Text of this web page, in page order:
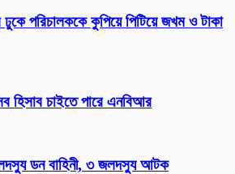
ঢুকে পরিচালককে কুপিয়ে পিটিয়ে জখম ও টাকা
চাইতে পারে এনবিআর
ডন বাহিনী, ৩ জলদস্যু আটক